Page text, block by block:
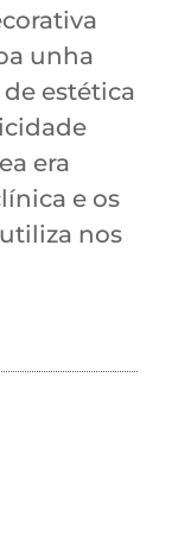
unha
estética
era
e os
nos